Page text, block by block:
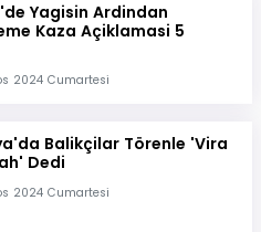
Yagisin Ardindan
Kaza Açiklamasi 5
2024 Cumartesi
Balikçilar Törenle 'Vira
Dedi
2024 Cumartesi